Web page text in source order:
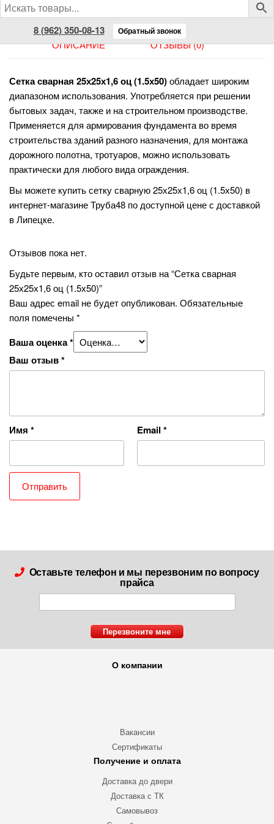
8 (962) 350-08-13 Обратный звонок
ОПИСАНИЕ ОТЗЫВЫ (0)
Сетка сварная 25х25х1,6 оц (1.5х50)обладает широким
диапазоном использования. Употребляется при решении
бытовых задач, также и на строительном производстве.
Применяется для армирования фундамента во время
строительства зданий разного назначения, для монтажа
дорожного полотна, тротуаров, можно использовать
практически для любого вида ограждения.
Вы можете купить сетку сварную 25х25х1,6 оц (1.5х50) в
интернет-магазине Труба48 по доступной цене с доставкой
в Липецке.
Отзывов пока нет.
Будьте первым, кто оставил отзыв на “Сетка сварная
25х25х1,6 оц (1.5х50)”
Ваш адрес email не будет опубликован. Обязательные
поля помечены *
Ваша оценка*
Ваш отзыв*
Имя * Email *
Оставьте телефон и мы перезвоним по вопросу
прайса
О компании
Вакансии
Сертификаты
Получение и оплата
Доставка до двери
Доставка с ТК
Самовывоз